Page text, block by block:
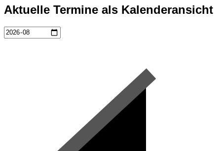
Aktuelle Termine als Kalenderansicht